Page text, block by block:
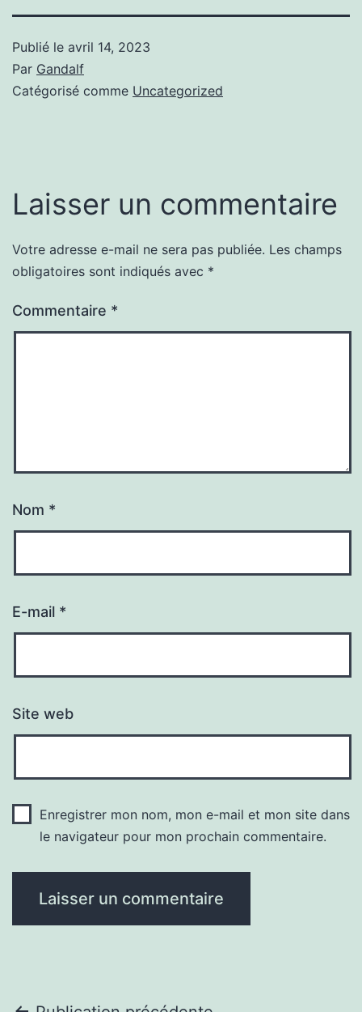
Publié le avril 14, 2023
Par Gandalf
Catégorisé comme Uncategorized
Laisser un commentaire
Votre adresse e-mail ne sera pas publiée. Les champs
obligatoires sont indiqués avec *
Commentaire *
Nom *
E-mail *
Site web
Enregistrer mon nom, mon e-mail et mon site dans
le navigateur pour mon prochain commentaire.